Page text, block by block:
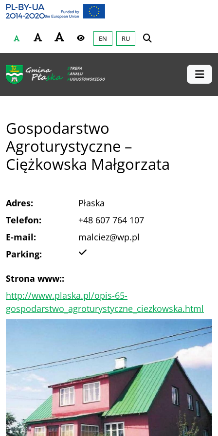
Gmina Płaska
Przejdź do głównej treśći
Czcionka Wysoki kontrast
EN RU
Gospodarstwo
Agroturystyczne –
Ciężkowska Małgorzata
Adres:
Płaska
Telefon:
+48 607 764 107
E-mail:
malciez@wp.pl
Parking:
Strona www::
http://www.plaska.pl/opis-65-
gospodarstwo_agroturystyczne_ciezkowska.html